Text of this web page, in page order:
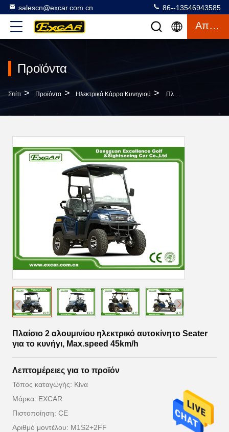
salescn@excar.com.cn 86--13546943585
Απόσπασμα
Προϊόντα
Σπίτι > Προϊόντα > Ηλεκτρικά Κάρρα Κυνηγιού > Πλαίσιο 2 Αλουμινίου Ηλεκτρικό Αυτοκίνητο Seater Για Το Κυνήγι, Max.speed 45km/h
Πλαίσιο 2 αλουμινίου ηλεκτρικό αυτοκίνητο Seater
για το κυνήγι, Max.speed 45km/h
Λεπτομέρειες για το προϊόν
Τόπος καταγωγής: Κίνα
Μάρκα: EXCAR
Πιστοποίηση: CE
Αριθμό μοντέλου: M1S2+2FF